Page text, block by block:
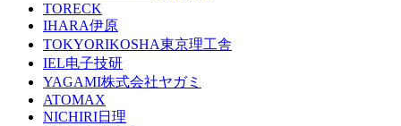
TORECK
IHARA伊原
TOKYORIKOSHA東京理工舎
IEL电子技研
YAGAMI株式会社ヤガミ
ATOMAX
NICHIRI日理